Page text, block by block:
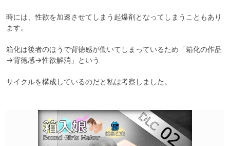
時には、性欲を加速させてしまう起爆剤となってしまうこともあり
ます。
箱化は後者のほうで背徳感が働いてしまっているため「箱化の作品
→背徳感→性欲解消」という
サイクルを構成しているのだと私は考察しました。